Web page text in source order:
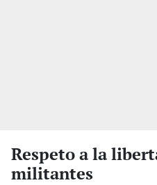
Respeto a la
militantes